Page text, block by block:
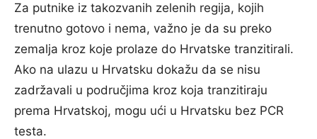
Za putnike iz takozvanih zelenih regija, kojih
trenutno gotovo i nema, važno je da su preko
zemalja kroz koje prolaze do Hrvatske tranzitirali.
Ako na ulazu u Hrvatsku dokažu da se nisu
zadržavali u područjima kroz koja tranzitiraju
prema Hrvatskoj, mogu ući u Hrvatsku bez PCR
testa.